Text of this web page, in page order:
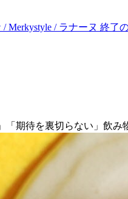
/ Merkystyle / ラナーヌ 終了
「期待を裏切らない」飲